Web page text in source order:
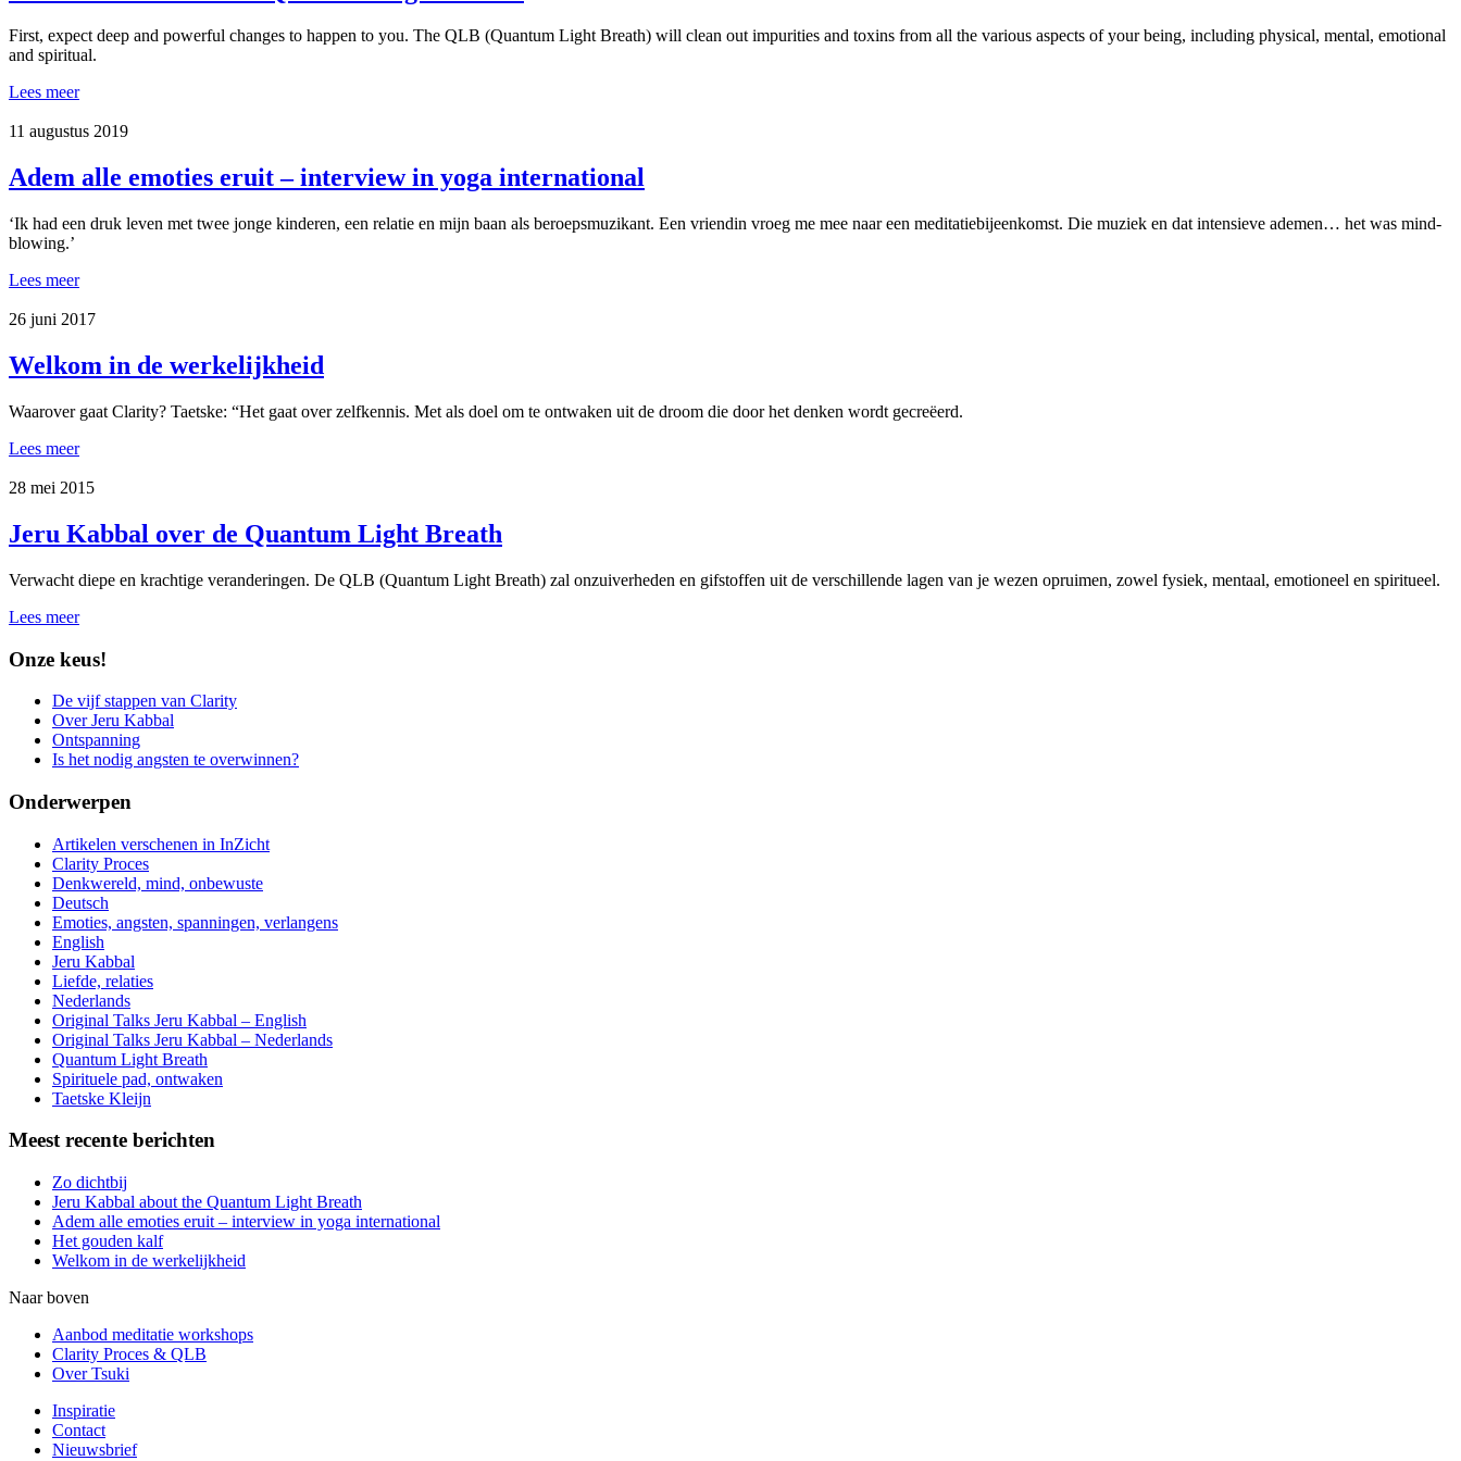
First, expect deep and powerful changes to happen to you. The QLB (Quantum Light Breath) will clean out impurities and toxins from all the various aspects of your being, including physical, mental, emotional
and spiritual.
Lees meer
11 augustus 2019
Adem alle emoties eruit – interview in yoga international
‘Ik had een druk leven met twee jonge kinderen, een relatie en mijn baan als beroepsmuzikant. Een vriendin vroeg me mee naar een meditatiebijeenkomst. Die muziek en dat intensieve ademen… het was mind-
blowing.’
Lees meer
26 juni 2017
Welkom in de werkelijkheid
Waarover gaat Clarity? Taetske: “Het gaat over zelfkennis. Met als doel om te ontwaken uit de droom die door het denken wordt gecreëerd.
Lees meer
28 mei 2015
Jeru Kabbal over de Quantum Light Breath
Verwacht diepe en krachtige veranderingen. De QLB (Quantum Light Breath) zal onzuiverheden en gifstoffen uit de verschillende lagen van je wezen opruimen, zowel fysiek, mentaal, emotioneel en spiritueel.
Lees meer
Onze keus!
De vijf stappen van Clarity
Over Jeru Kabbal
Ontspanning
Is het nodig angsten te overwinnen?
Onderwerpen
Artikelen verschenen in InZicht
Clarity Proces
Denkwereld, mind, onbewuste
Deutsch
Emoties, angsten, spanningen, verlangens
English
Jeru Kabbal
Liefde, relaties
Nederlands
Original Talks Jeru Kabbal – English
Original Talks Jeru Kabbal – Nederlands
Quantum Light Breath
Spirituele pad, ontwaken
Taetske Kleijn
Meest recente berichten
Zo dichtbij
Jeru Kabbal about the Quantum Light Breath
Adem alle emoties eruit – interview in yoga international
Het gouden kalf
Welkom in de werkelijkheid
Naar boven
Aanbod meditatie workshops
Clarity Proces & QLB
Over Tsuki
Inspiratie
Contact
Nieuwsbrief